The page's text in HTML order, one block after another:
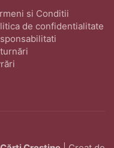
si Conditii
de confidentialitate